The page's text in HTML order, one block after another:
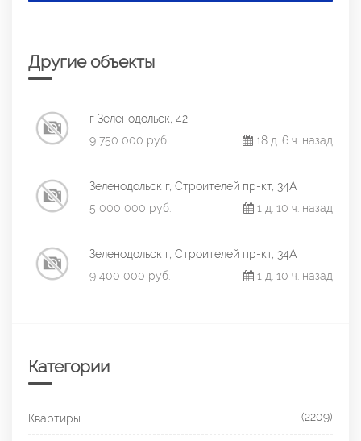
Другие объекты
г Зеленодольск, 42
9 750 000 руб.
18 д. 6 ч. назад
Зеленодольск г, Строителей пр-кт, 34А
5 000 000 руб.
1 д. 10 ч. назад
Зеленодольск г, Строителей пр-кт, 34А
9 400 000 руб.
1 д. 10 ч. назад
Категории
Квартиры (2209)